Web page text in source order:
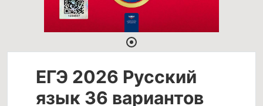
ЕГЭ 2026 Русский
язык 36 вариантов